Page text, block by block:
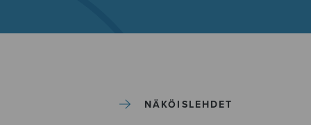
NÄKÖISLEHDET